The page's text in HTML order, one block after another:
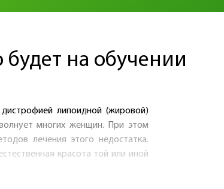
будет на обучении
липоидной (жировой)
многих женщин. При этом
лечения этого недостатка.
красота той или иной